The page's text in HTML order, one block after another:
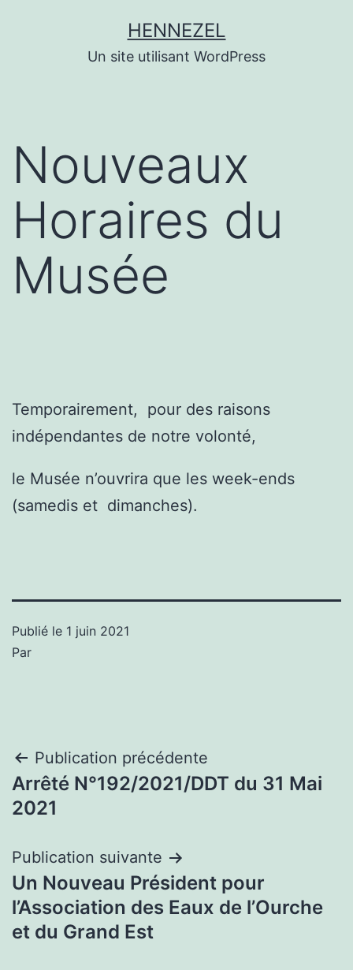
HENNEZEL
Un site utilisant WordPress
Nouveaux
Horaires du
Musée
Temporairement, pour des raisons
indépendantes de notre volonté,
le Musée n’ouvrira que les week-ends
(samedis et dimanches).
Publié le 1 juin 2021
Par
Navigation
de
Publication précédente
Arrêté N°192/2021/DDT du 31 Mai
2021
Publication suivante
Un Nouveau Président pour
l’Association des Eaux de l’Ourche
et du Grand Est